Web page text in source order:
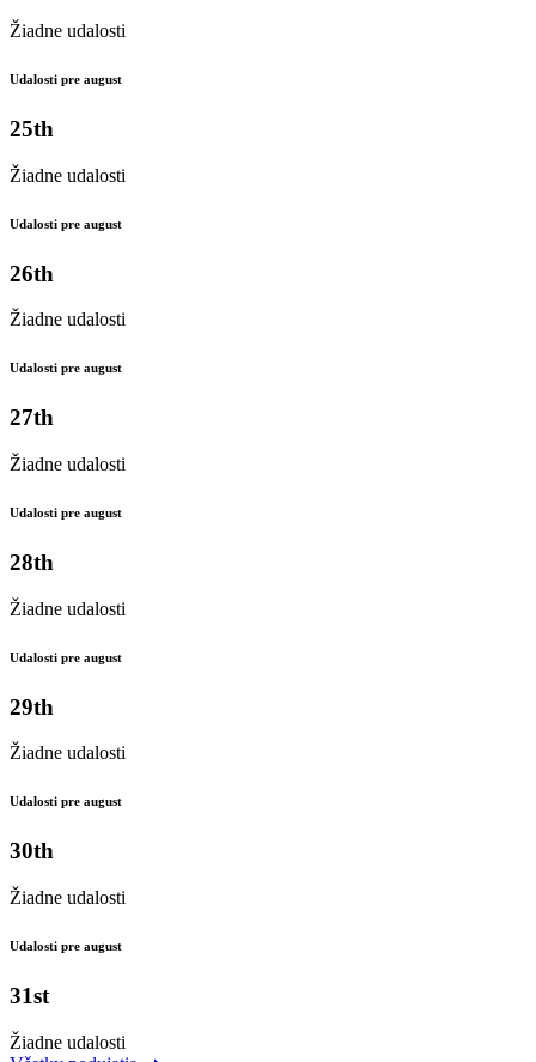
Žiadne udalosti
Udalosti pre august
25th
Žiadne udalosti
Udalosti pre august
26th
Žiadne udalosti
Udalosti pre august
27th
Žiadne udalosti
Udalosti pre august
28th
Žiadne udalosti
Udalosti pre august
29th
Žiadne udalosti
Udalosti pre august
30th
Žiadne udalosti
Udalosti pre august
31st
Žiadne udalosti